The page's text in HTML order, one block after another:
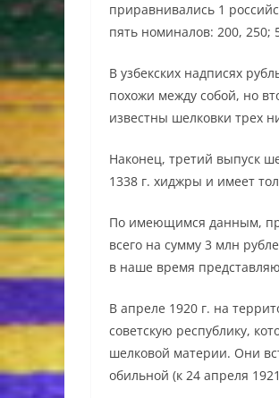
приравнивались 1
пять номиналов: 200, 250;
В узбекских надписях
похожи между собой, но
известны шелковки трех
Наконец, третий выпуск
1338 г. хиджры и имеет
По имеющимся данным,
всего на сумму 3 млн
в наше время
В апреле 1920 г. на
советскую республику,
шелковой материи. Они
обильной (к 24 апреля